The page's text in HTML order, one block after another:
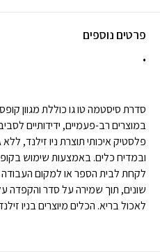
פרטים נוספים
סדרת סיסטמה טו גו כוללת מגוון
במוצרים רב-פעמיים, ידידותיים
ובמדיח כלים. באמצעות שימוש
לקחת לבית הספר או למקום העבודה
שונים, תוך שמירה על סדר
לאכול בריא. הכלים מיוצרים בניו